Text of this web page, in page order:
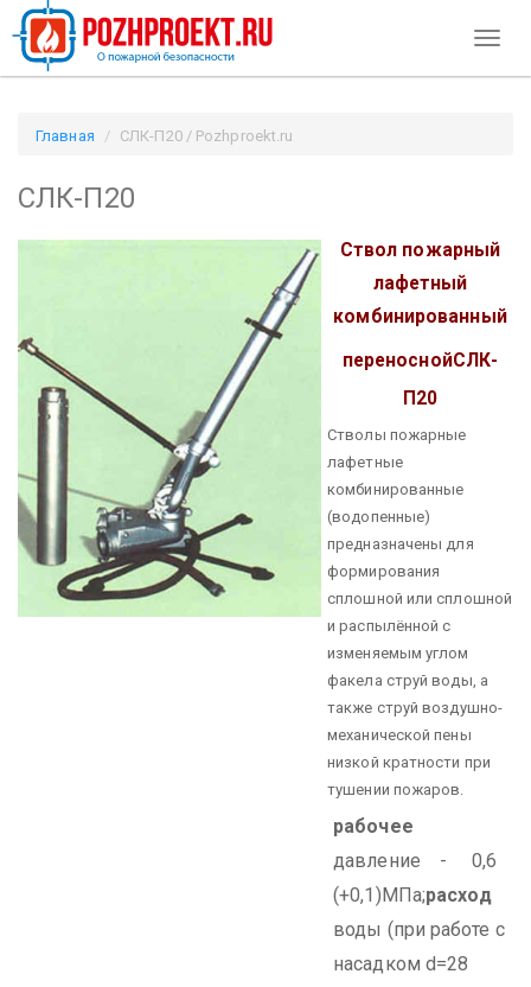
Главная СЛК-П20 / Pozhproekt.ru
СЛК-П20
Ствол пожарный
лафетный
комбинированный
переноснойСЛК-
П20
Стволы пожарные
лафетные
комбинированные
(водопенные)
предназначены для
формирования
сплошной или сплошной
и распылённой с
изменяемым углом
факела струй воды, а
также струй воздушно-
механической пены
низкой кратности при
тушении пожаров.
рабочее
давление - 0,6
(+0,1)МПа;расход
воды (при работе с
насадком d=28